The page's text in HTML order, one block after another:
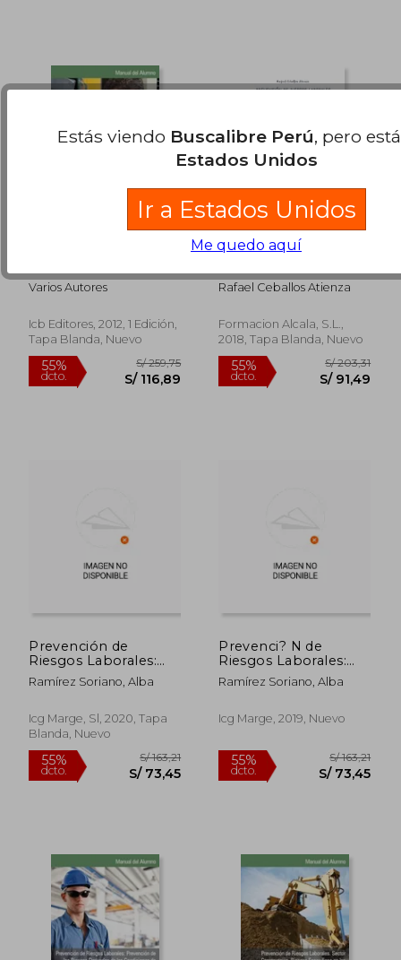
55%
dcto.
S/ 203,31
S/ 91,49
55%
dcto.
S/
S/
Sector Servicios:
Riesgos Específicos
Conductores
Mecánicos
Varios Autores
Icb Editores, 2012, 1 Edición,
Tapa Blanda, Nuevo
Prevencion de
Para Podologos 2
Edición
Rafael Ceballos Atienza
Formacion Alcala, S.L.,
2018, Tapa Blanda, Nuevo
Prevención de
Riesgos Laborales:
Personal de Reparto
y de Conducción
Ramírez Soriano, Alba
Icg Marge, Sl, 2020, Tapa
Blanda, Nuevo
Prevenci? N de
Riesgos Laborales:
Personal Monitor
Ramírez Soriano, Alba
Icg Marge, 2019, Nuevo
Estás viendo Buscalibre Perú, pero
Estados Unidos
Ir a Estados Unidos
Me quedo aquí